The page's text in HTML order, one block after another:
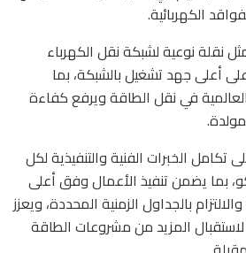
الكهربائية.
نقلة نوعية لشبكة نقل الكهرباء
أعلى جهد تشغيل بالشبكة، بما
في نقل الطاقة ويرفع كفاءة
تكامل الخبرات الفنية والتنفيذية لكل
بما يضمن تنفيذ الأعمال وفق أعلى
بالجداول الزمنية المحددة، ويعزز
المزيد من مشروعات الطاقة